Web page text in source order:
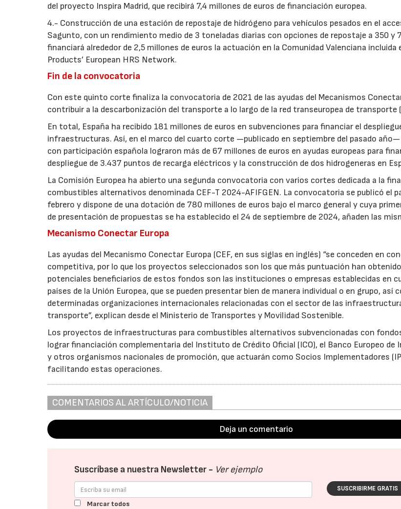
del proyecto Inspira Madrid, que recibirá 7,4 millones de euros de financiación europea.
4.- Construcción de una estación de repostaje de hidrógeno para vehículos pesados en el
Sagunto, con un rendimiento medio de 3 toneladas diarias con opciones de repostaje a 350 y
financiará alrededor de 2,5 millones de euros la actuación en la Comunidad Valenciana incluida
Products’ European HRS Network.
Fin de la convocatoria
Con este quinto corte finaliza la convocatoria de 2021 de las ayudas del Mecanismos
contribuir a la descarbonización del transporte a lo largo de la red transeuropea de transporte
En total, España ha recibido 181 millones de euros en subvenciones para financiar el
infraestructuras. Así, en el marco del cuarto corte —publicado en septiembre del pasado
con participación española lograron más de 67 millones de euros en ayudas europeas para
despliegue de 3.437 puntos de recarga eléctricos y la construcción de dos hidrogeneras en
La Comisión Europea ha abierto una segunda convocatoria con varios cortes dedicada a la
combustibles alternativos denominada CEF-T 2024-AFIFGEN. La convocatoria se publicó el
febrero y dispone de una dotación de 780 millones de euros bajo el marco general y cuya
de presentación de propuestas se ha establecido el 24 de septiembre de 2024, añaden las
Mecanismo Conectar Europa
Las ayudas del Mecanismo Conectar Europa (CEF, en sus siglas en inglés) “se conceden en
competitiva, por lo que los proyectos seleccionados son los que más puntuación han
potenciales beneficiarios de estos fondos son las instituciones o empresas establecidas en
países de la Unión Europea, que se pueden presentar bien de manera individual o en grupo, así
determinadas organizaciones internacionales relacionadas con el sector de las
transporte”, explican desde el Ministerio de Transportes y Movilidad Sostenible.
Los proyectos de infraestructuras para combustibles alternativos subvencionadas con
lograr financiación complementaria del Instituto de Crédito Oficial (ICO), el Banco Europeo de
y otros organismos nacionales de promoción, que actuarán como Socios Implementadores
facilitando estas operaciones.
COMENTARIOS AL ARTÍCULO/NOTICIA
Deja un comentario
Suscríbase a nuestra Newsletter - Ver ejemplo
SUSCRIBIRME GRATIS
Marcar todos